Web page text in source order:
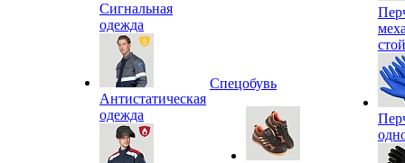
Сигнальная
одежда
Антистатическая
одежда
Спецобувь